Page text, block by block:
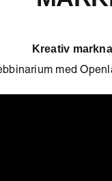
Kreativ
med